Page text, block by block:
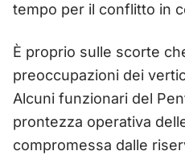
tempo per il conflitto in
È proprio sulle scorte
preoccupazioni dei
Alcuni funzionari del
prontezza operativa
compromessa dalle